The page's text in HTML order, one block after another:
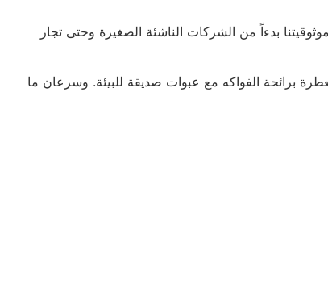
بدءاً من الشركات الناشئة الصغيرة وحتى تجار
برائحة الفواكه مع عبوات صديقة للبيئة. وسرعان ما